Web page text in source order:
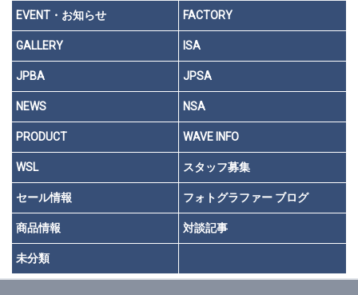
EVENT・お知らせ FACTORY
GALLERY ISA
JPBA JPSA
NEWS NSA
PRODUCT WAVE INFO
WSL スタッフ募集
セール情報 フォトグラファー ブログ
商品情報 対談記事
未分類